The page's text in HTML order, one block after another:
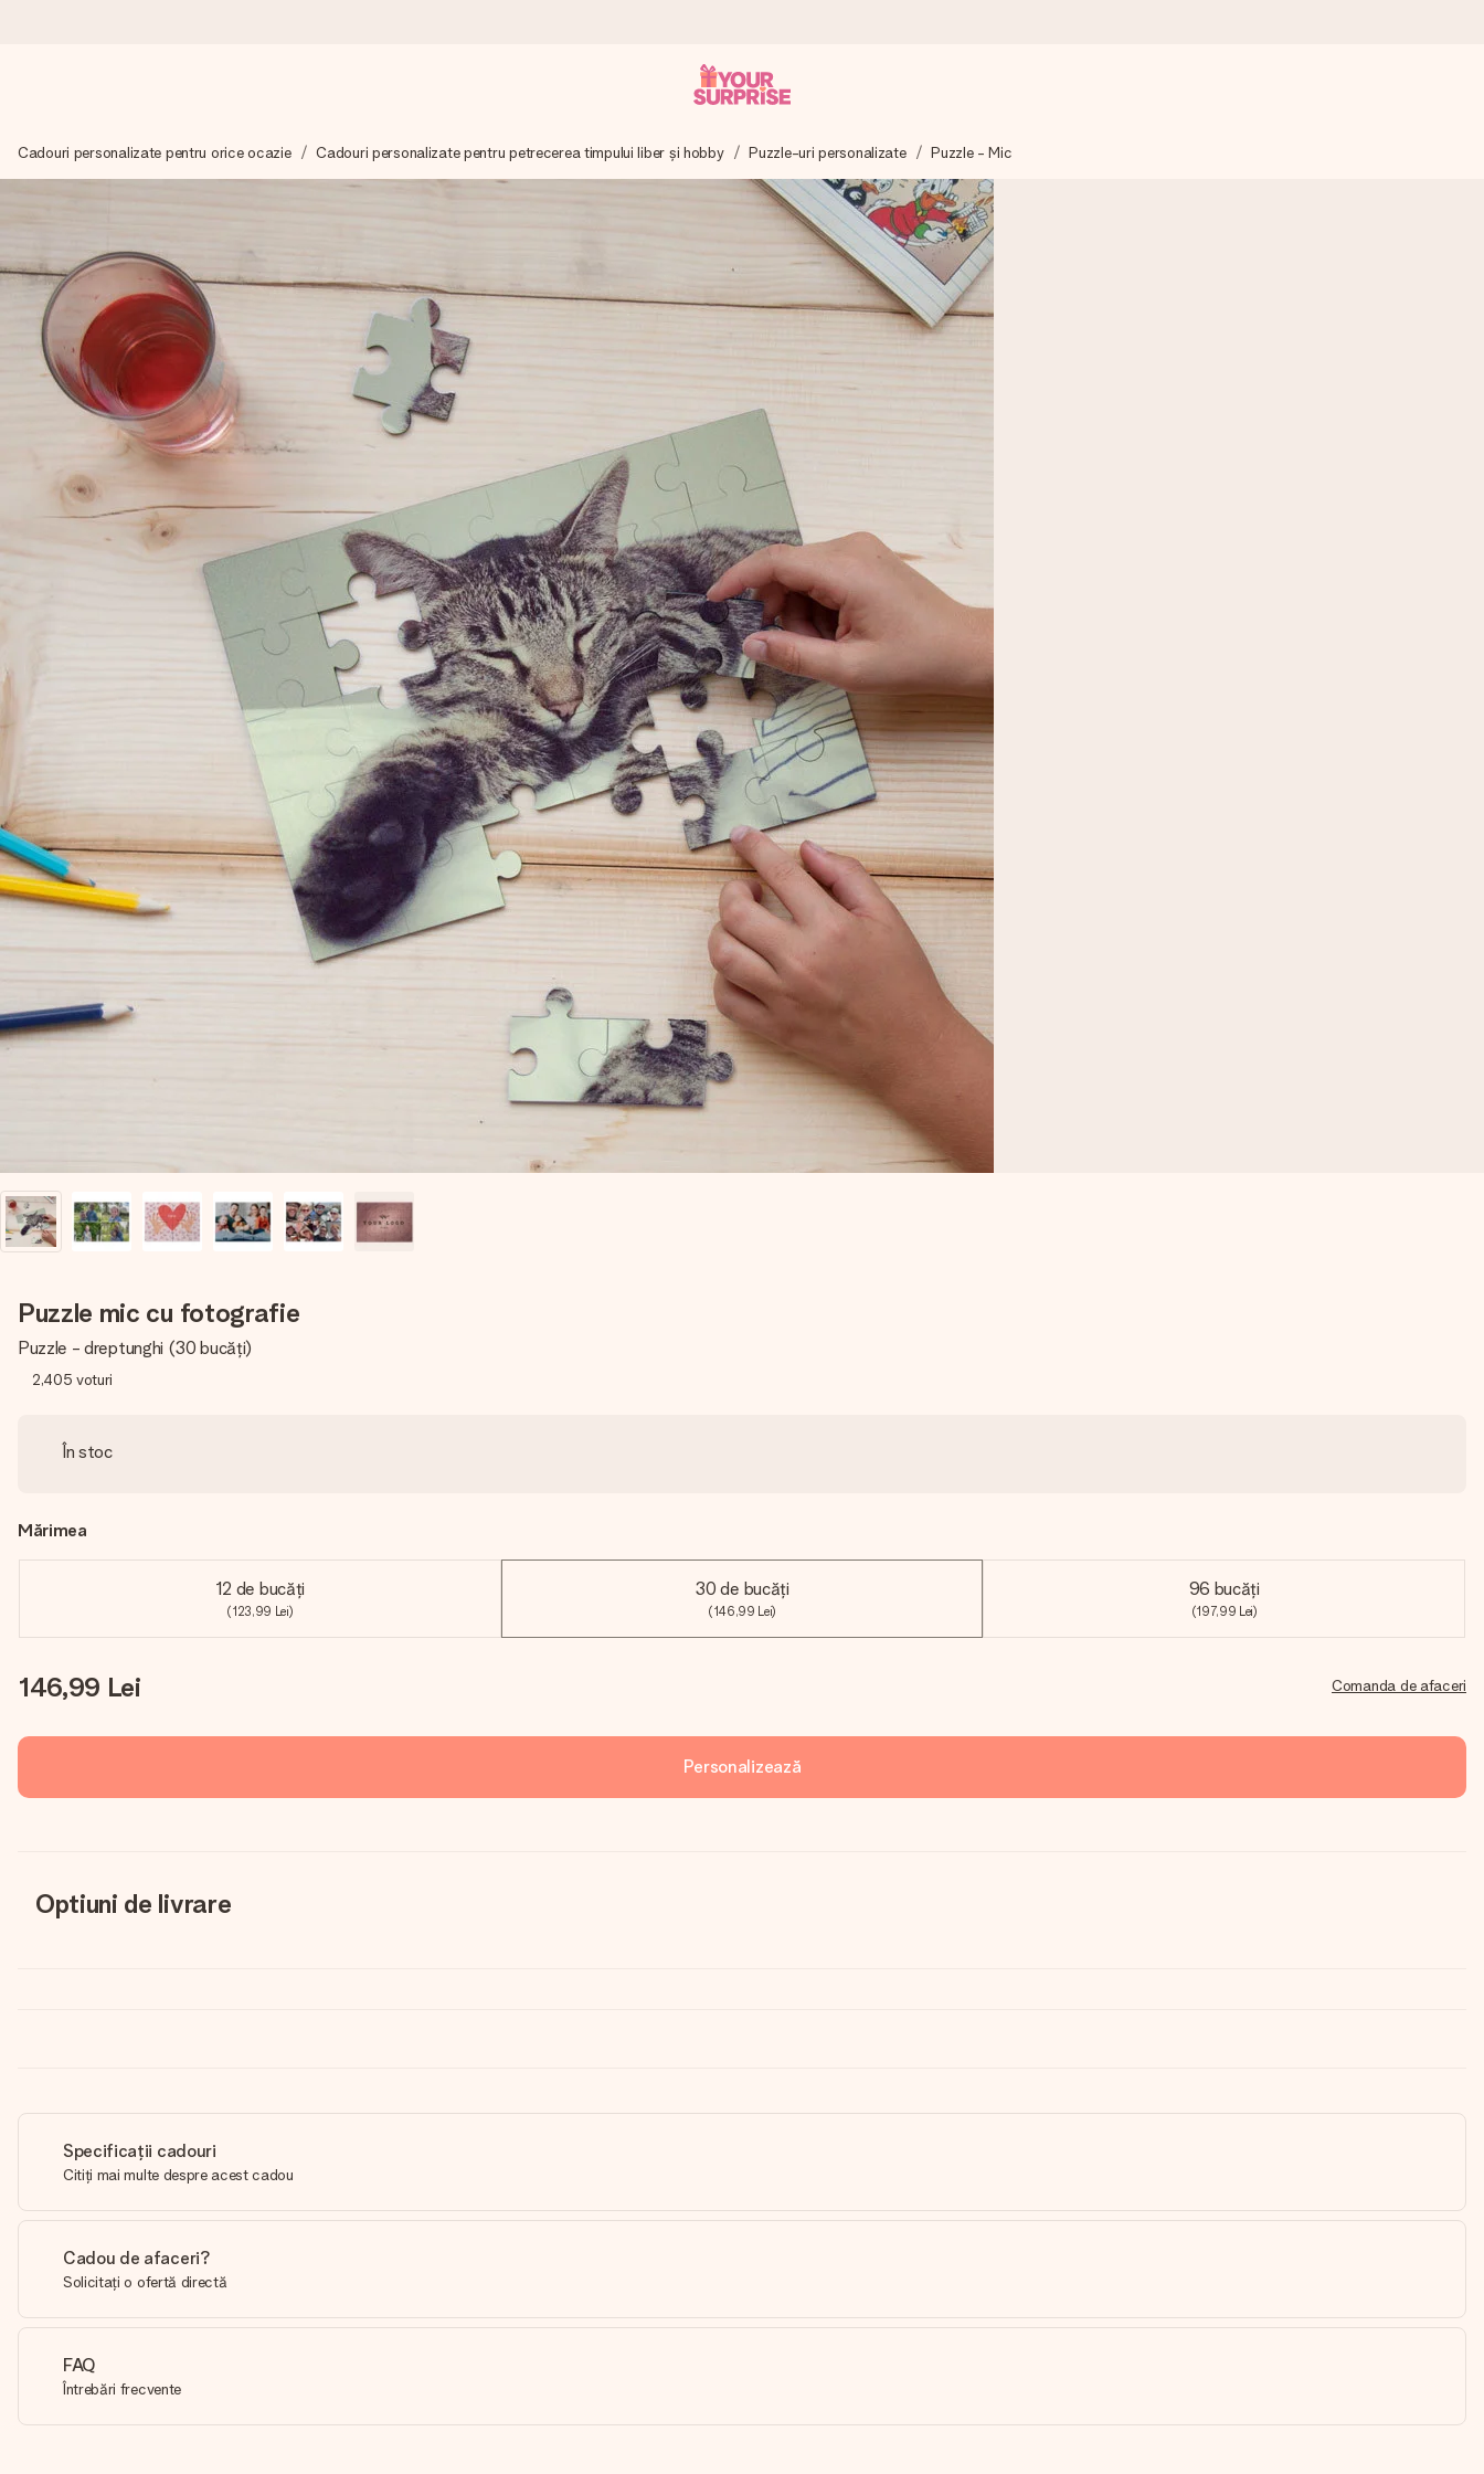
Îți alcătuim cadoul cu grijă și îl trimitem îndată spre tine - pentru ca tu să îl poți dărui exact când trebuie, atunci când contează cel mai mult.
4,8 (bazat pe +15.000 de recenzii)
Cadourile noastre inspiră. Clienții ne oferă nota 4,8 pe Google Reviews.
Felicitare gratuită
Creează ceva unic în doar câțiva pași - cu numele ei, fotografia ta sau un mesaj din suflet. Fără bătăi de cap, doar bucură-te de moment.
Cadouri personalizate pentru orice ocazie Cadouri personalizate pentru petrecerea timpului liber și hobby Puzzle-uri personalizate Puzzle - Mic
Puzzle mic cu fotografie
Puzzle - dreptunghi (30 bucăți)
2,405 voturi
În stoc
Mărimea
12 de bucăți
(123,99 Lei)
30 de bucăți
(146,99 Lei)
96 bucăți
(197,99 Lei)
146,99 Lei Comanda de afaceri
Personalizează
Optiuni de livrare
Specificații cadouri
Citiți mai multe despre acest cadou
Cadou de afaceri?
Solicitați o ofertă directă
FAQ
Întrebări frecvente